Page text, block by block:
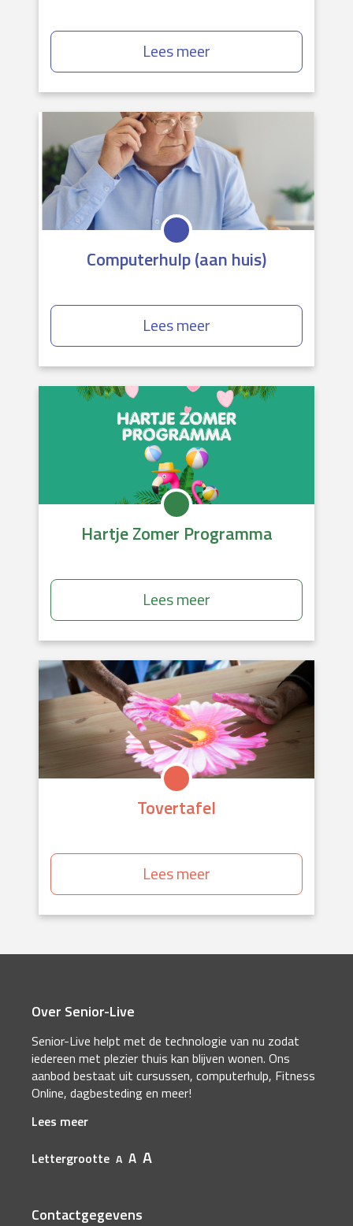
Lees meer
Computerhulp (aan huis)
Lees meer
Hartje Zomer Programma
Lees meer
Tovertafel
Lees meer
Over Senior-Live
Senior-Live helpt met de technologie van nu zodat
iedereen met plezier thuis kan blijven wonen. Ons
aanbod bestaat uit cursussen, computerhulp, Fitness
Online, dagbesteding en meer!
Lees meer
Lettergrootte A A A
Contactgegevens